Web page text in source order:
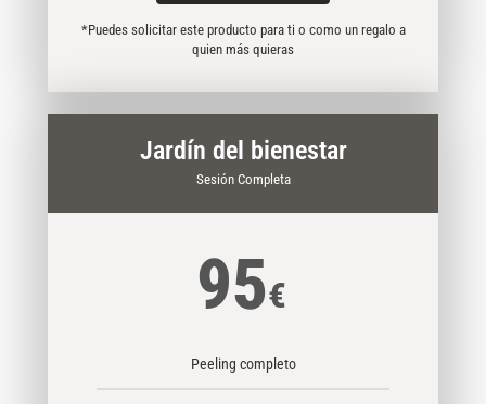
*Puedes solicitar este producto para ti o como un regalo a
quien más quieras
Jardín del bienestar
Sesión Completa
95€
Peeling completo